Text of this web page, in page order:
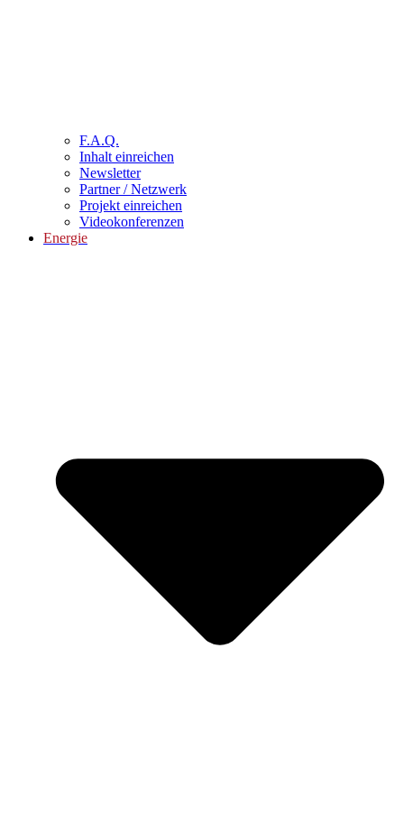
F.A.Q.
Inhalt einreichen
Newsletter
Partner / Netzwerk
Projekt einreichen
Videokonferenzen
Energie